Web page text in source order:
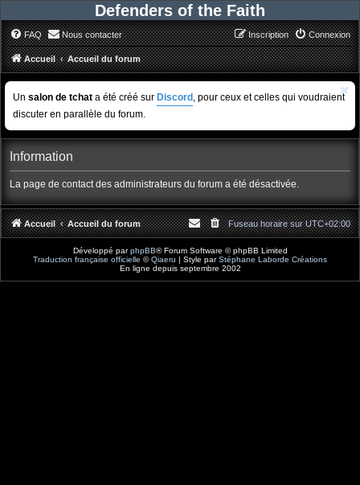
Defenders of the Faith
FAQ Nous contacter Connexion
Inscription
Accueil Accueil du forum
Un salon de tchat a été créé sur Discord , pour ceux et celles qui voudraient
discuter en parallèle du forum.
Information
La page de contact des administrateurs du forum a été désactivée.
Accueil Accueil du forum Fuseau horaire surUTC+02:00
Développé parphpBB® Forum Software © phpBB Limited
Traduction française officielle ©Qiaeru | Style parStéphane Laborde Créations
En ligne depuis septembre 2002